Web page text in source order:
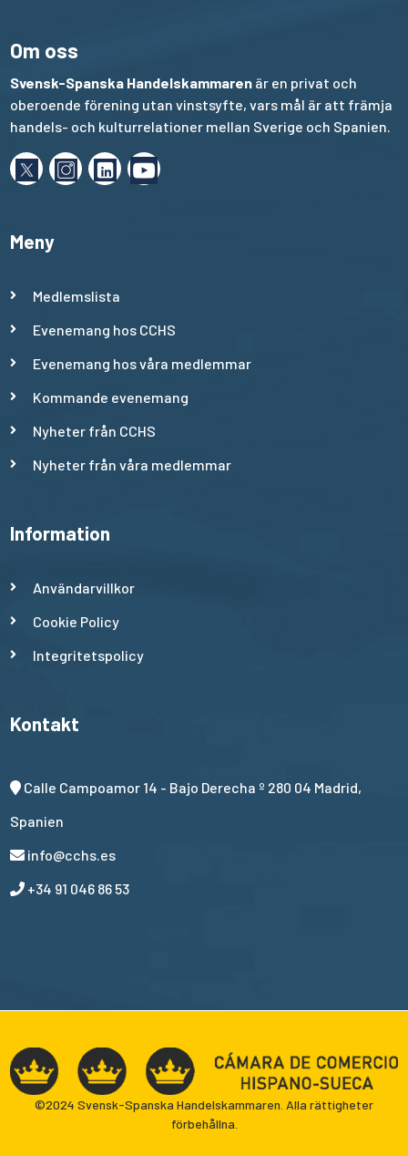
Om oss
Svensk-Spanska Handelskammaren är en privat och
oberoende förening utan vinstsyfte, vars mål är att främja
handels- och kulturrelationer mellan Sverige och Spanien.
Meny
Medlemslista
Evenemang hos CCHS
Evenemang hos våra medlemmar
Kommande evenemang
Nyheter från CCHS
Nyheter från våra medlemmar
Information
Användarvillkor
Cookie Policy
Integritetspolicy
Kontakt
Calle Campoamor 14 - Bajo Derecha º 280 04 Madrid,
Spanien
info@cchs.es
+34 91 046 86 53
©2024 Svensk-Spanska Handelskammaren. Alla rättigheter
förbehållna.